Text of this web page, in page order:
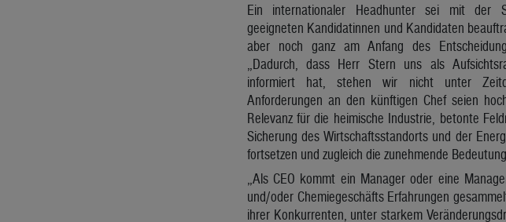
Ein internationaler Headhunter sei mit der
geeigneten Kandidatinnen und Kandidaten
aber noch ganz am Anfang des
„Dadurch, dass Herr Stern uns als
informiert hat, stehen wir nicht unter
Anforderungen an den künftigen Chef seien
Relevanz für die heimische Industrie, betonte
Sicherung des Wirtschaftsstandorts und der
fortsetzen und zugleich die zunehmende
„Als CEO kommt ein Manager oder eine
und/oder Chemiegeschäfts Erfahrungen
ihrer Konkurrenten, unter starkem